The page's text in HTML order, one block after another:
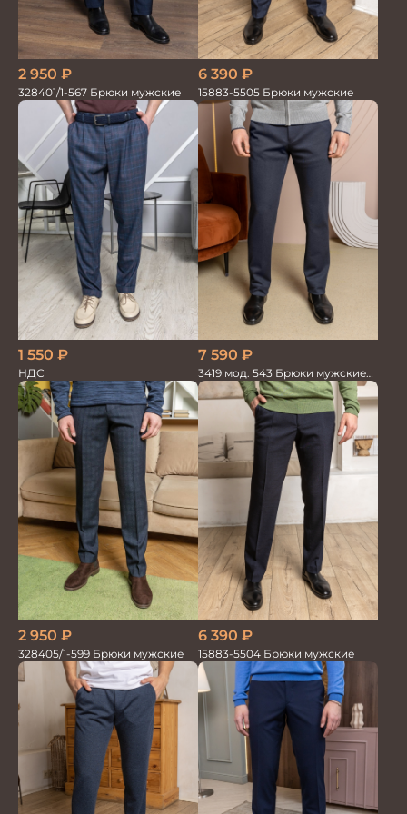
2 950 ₽
328401/1-567 Брюки мужские
6 390 ₽
15883-5505 Брюки мужские
1 550 ₽
НДС
7 590 ₽
3419 мод. 543 Брюки мужские
трикотажные
2 950 ₽
328405/1-599 Брюки мужские
6 390 ₽
15883-5504 Брюки мужские